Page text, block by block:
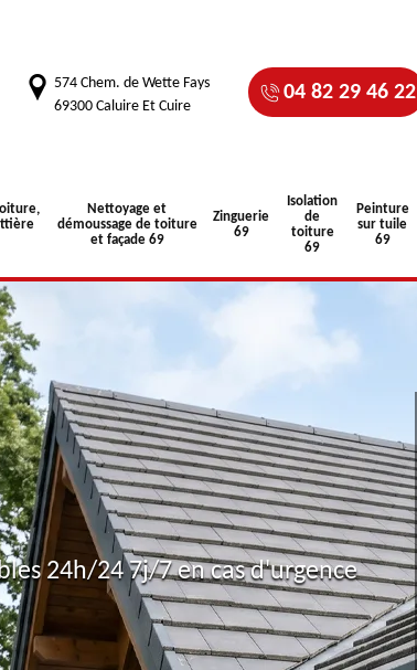
574 Chem. de Wette Fays
69300 Caluire Et Cuire
04 82 29 46 22
Nettoyage et
démoussage de toiture
et façade 69
Zinguerie
69
Isolation
de
toiture
69
Peinture
sur tuile
69
24h/24 7j/7 en cas d'urgence